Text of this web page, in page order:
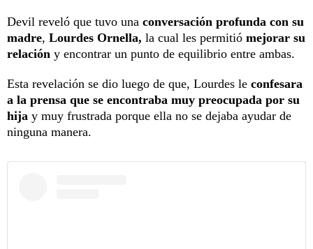
Devil reveló que tuvo una conversación profunda con su
madre, Lourdes Ornella, la cual les permitió mejorar su
relación y encontrar un punto de equilibrio entre ambas.
Esta revelación se dio luego de que, Lourdes le confesara
a la prensa que se encontraba muy preocupada por su
hija y muy frustrada porque ella no se dejaba ayudar de
ninguna manera.